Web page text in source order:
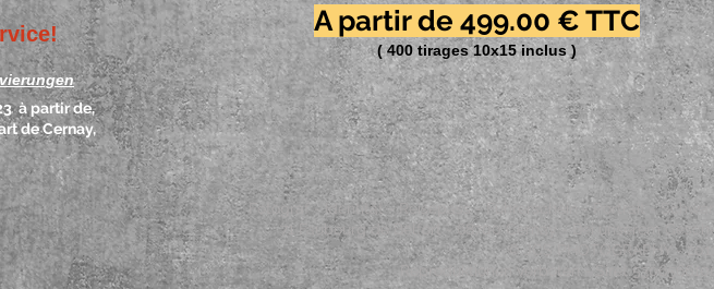
à partir de,
de Cernay,
A partir de 499.00 € TTC
( 400 tirages 10x15 inclus )
Fotograf - Identität - Reisepass - Führerschein - Portrait -
71 Faubourg de Belfort - 68700 Cernay - Bei unserem
© JCS PHOTOGRAPHY -
Reproduktionen verboten - Siret